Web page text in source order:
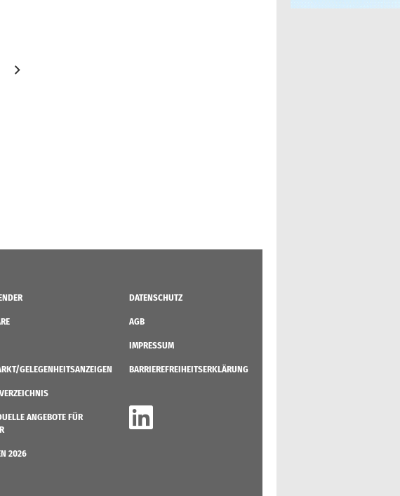
GELEGENHEITSANZEIGEN
ANGEBOTE FÜR
2026
DATENSCHUTZ
AGB
IMPRESSUM
BARRIEREFREIHEITSERKLÄRUNG